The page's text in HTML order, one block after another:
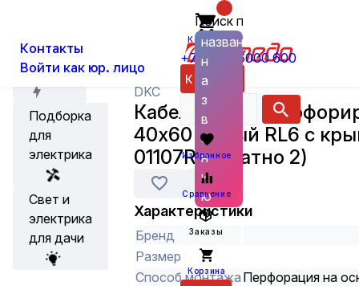
Контакты
Войти как юр. лицо
Корзина
+7 (800) 6000 600
Каталог
Поиск по
названию
н
а
з
в
а
н
и
ю
Избранное
Сравнение
Заказы
Корзина
Акции
Подборка
для
электрика
Свет и
электрика
для дачи
Кабеленесущие системы и
DKC
Кабель-канал
40х60 Серый RL6 с
01107RL (кратно 2)
Характеристики
Бренд
Размер
Способ монтажа Перфорация на